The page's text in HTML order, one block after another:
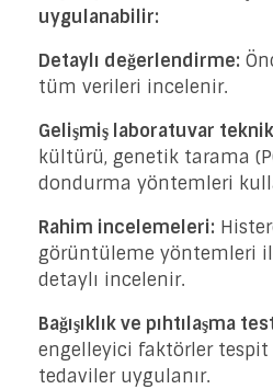
uygulanabilir:
Detaylı değerlendirme:
tüm verileri incelenir.
Gelişmiş laboratuvar
kültürü, genetik tarama
dondurma yöntemleri
Rahim incelemeleri:
görüntüleme yöntemleri
detaylı incelenir.
Bağışıklık ve pıhtılaşma
engelleyici faktörler tespit
tedaviler uygulanır.